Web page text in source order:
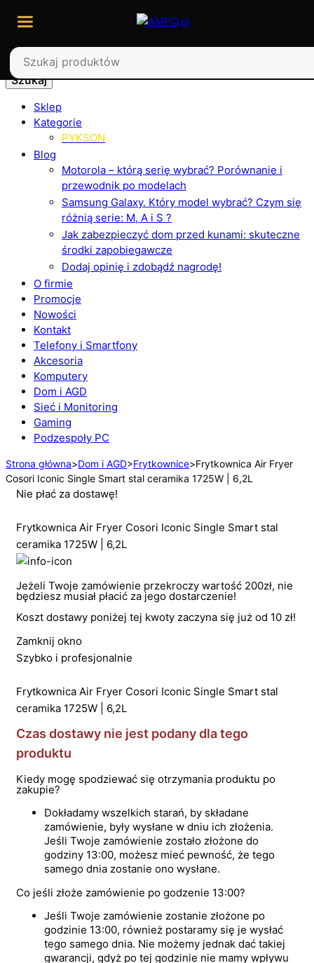
Szukaj
Sklep
Kategorie
PYKSON
Blog
Motorola – którą serię wybrać? Porównanie i
przewodnik po modelach
Samsung Galaxy. Który model wybrać? Czym się
różnią serie: M, A i S ?
Jak zabezpieczyć dom przed kunami: skuteczne
środki zapobiegawcze
Dodaj opinię i zdobądź nagrodę!
O firmie
Promocje
Nowości
Kontakt
Telefony i Smartfony
Akcesoria
Komputery
Dom i AGD
Sieć i Monitoring
Gaming
Podzespoły PC
Strona główna>Dom i AGD>Frytkownice>Frytkownica Air Fryer
Cosori Iconic Single Smart stal ceramika 1725W | 6,2L
Nie płać za dostawę!
Frytkownica Air Fryer Cosori Iconic Single Smart stal
ceramika 1725W | 6,2L
Jeżeli Twoje zamówienie przekroczy wartość 200zł, nie
będziesz musiał płacić za jego dostarczenie!
Koszt dostawy poniżej tej kwoty zaczyna się już od 10 zł!
Zamknij okno
Szybko i profesjonalnie
Frytkownica Air Fryer Cosori Iconic Single Smart stal
ceramika 1725W | 6,2L
Czas dostawy nie jest podany dla tego
produktu
Kiedy mogę spodziewać się otrzymania produktu po
zakupie?
Dokładamy wszelkich starań, by składane
zamówienie, były wysłane w dniu ich złożenia.
Jeśli Twoje zamówienie zostało złożone do
godziny 13:00, możesz mieć pewność, że tego
samego dnia zostanie ono wysłane.
Co jeśli złoże zamówienie po godzenie 13:00?
Jeśli Twoje zamówienie zostanie złożone po
godzinie 13:00, również postaramy się je wysłać
tego samego dnia. Nie możemy jednak dać takiej
gwarancji, gdyż po tej godzinie nie mamy wpływu